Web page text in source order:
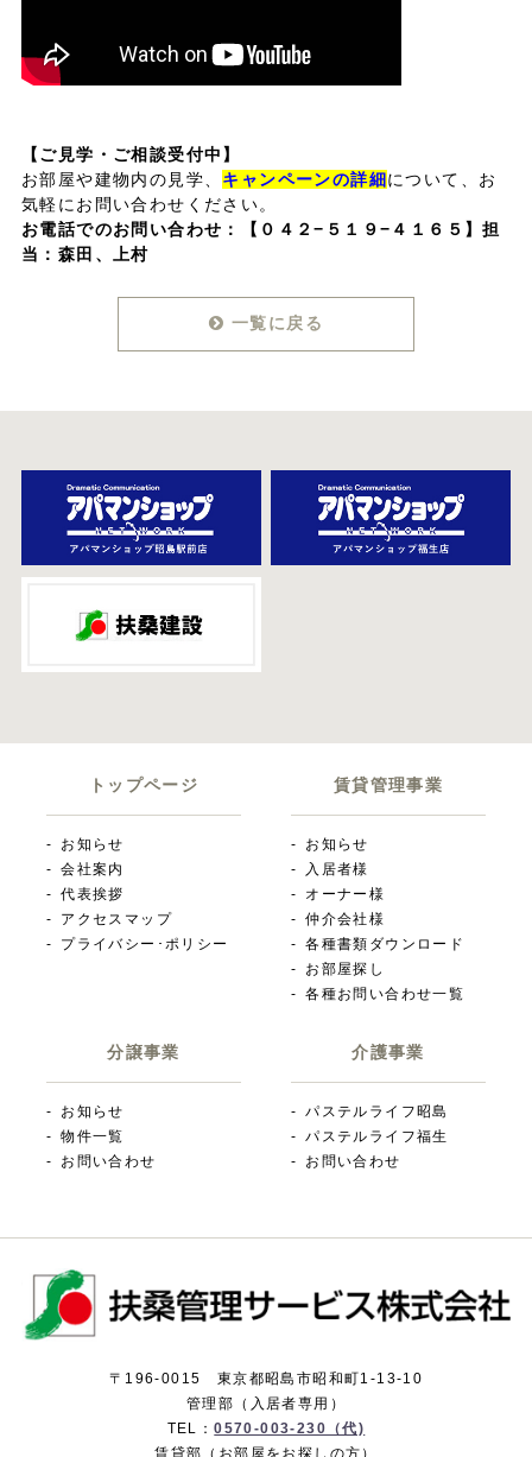
【ご見学・ご相談受付中】
お部屋や建物内の見学、 キャンペーンの詳細について、お
気軽にお問い合わせください。
お電話でのお問い合わせ：
【０４２−５１９−４１６５】担
当：森田、上村
一覧に戻る
トップページ
お知らせ
会社案内
代表挨拶
アクセスマップ
プライバシー･ポリシー
賃貸管理事業
お知らせ
入居者様
オーナー様
仲介会社様
各種書類ダウンロード
お部屋探し
各種お問い合わせ一覧
分譲事業
お知らせ
物件一覧
お問い合わせ
介護事業
パステルライフ昭島
パステルライフ福生
お問い合わせ
〒196-0015 東京都昭島市昭和町1-13-10
管理部（入居者専用）
TEL：0570-003-230（代)
賃貸部（お部屋をお探しの方）